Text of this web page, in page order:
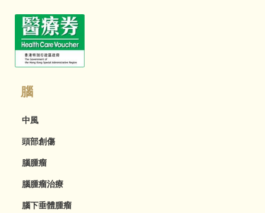
腦
中風
頭部創傷
腦腫瘤
腦腫瘤治療
腦下垂體腫瘤